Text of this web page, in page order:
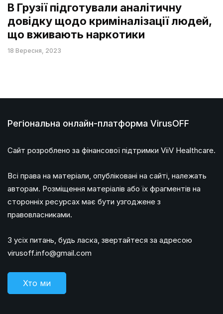
В Грузії підготували аналітичну
довідку щодо криміналізації людей,
що вживають наркотики
18 Вересня, 2023
Регіональна онлайн-платформа VirusOFF
Сайт розроблено за фінансової підтримки ViiV Healthcare.
Всі права на матеріали, опубліковані на сайті, належать
авторам. Розміщення матеріалів або їх фрагментів на
сторонніх ресурсах має бути узгоджене з
правовласниками.
З усіх питань, будь ласка, звертайтеся за адресою
virusoff.info@gmail.com
Хто ми